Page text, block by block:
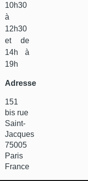
10h30
à
12h30
et de
14h à
19h
Adresse
151
bis rue
Saint-
Jacques
75005
Paris
France